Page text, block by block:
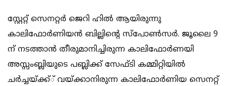
സ്റ്റേറ്റ് സെനറ്റര്‍ ജെറി ഹില്‍ ആയിരുന്നു
കാലിഫോര്‍ണിയന്‍ ബില്ലിന്റെ സ്‌പോണ്‍സര്‍. ജൂലൈ 9
ന് നടത്താന്‍ തീരുമാനിച്ചിരുന്ന കാലിഫോര്‍ണയി
അസ്സംബ്ലിയുടെ പബ്ലിക്ക് സേഫ്ടി കമ്മിറ്റിയില്‍
ചര്‍ച്ചയ്ക്ക്് വയ്ക്കാനിരുന്ന കാലിഫോര്‍ണിയ സെനറ്റ്